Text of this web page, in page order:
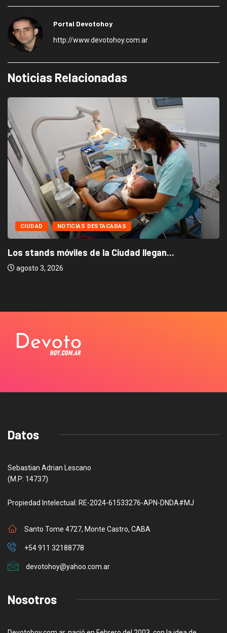
Portal Devotohoy
http://www.devotohoy.com.ar
Noticias Relacionadas
CIUDAD NOTICIAS DESTACADAS
Los stands móviles de la Ciudad llegan...
agosto 3, 2026
Datos
Sebastian Adrian Lescano
(M.P: 14737)
Propiedad Intelectual: RE-2024-61533276-APN-DNDA#MJ
Santo Tome 4727, Monte Castro, CABA
+54 911 32188778
devotohoy@yahoo.com.ar
Nosotros